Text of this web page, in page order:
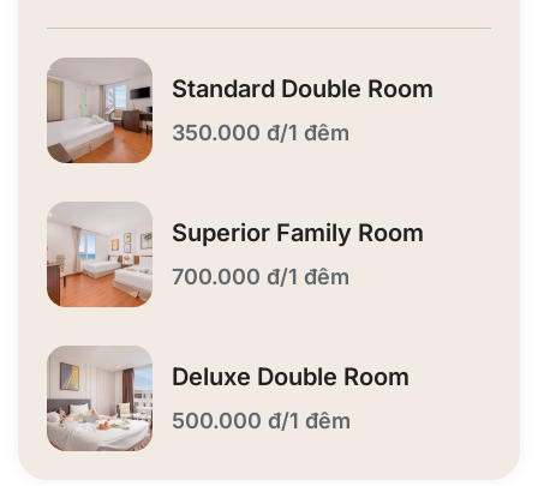
Standard Double Room
350.000 đ/1 đêm
Superior Family Room
700.000 đ/1 đêm
Deluxe Double Room
500.000 đ/1 đêm